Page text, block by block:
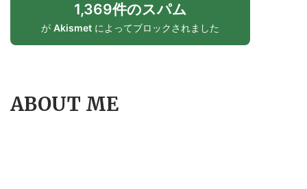
1,369件のスパム
が Akismet によってブロックされました
ABOUT ME